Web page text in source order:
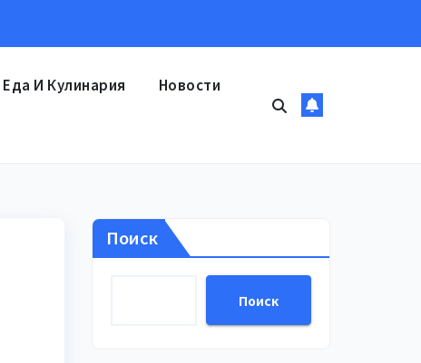
Еда И Кулинария Новости
Поиск
Поиск